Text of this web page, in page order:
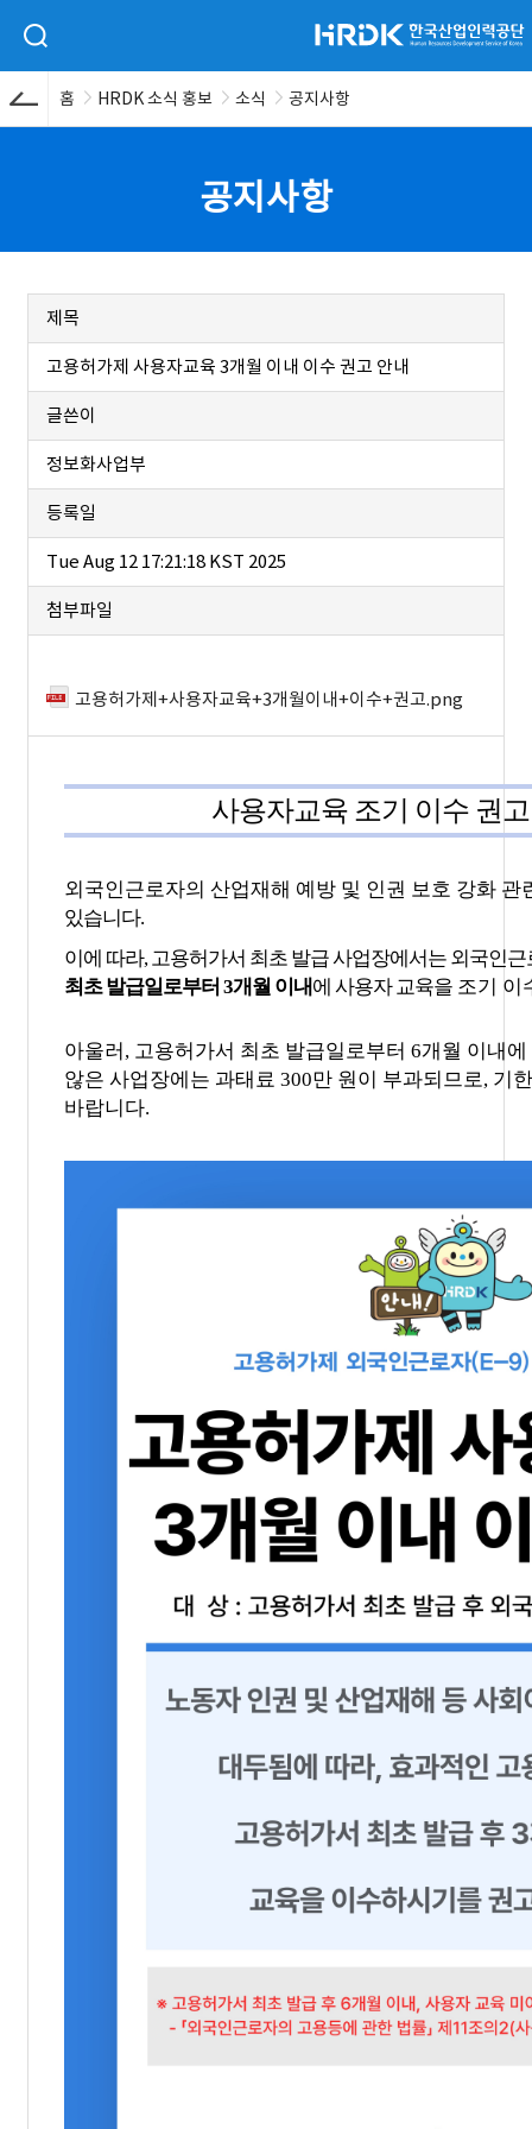
검색 입력폼 열기 HRDK 한국산업인력공단
홈 HRDK 소식 홍보 소식 공지사항
공지사항
제목
고용허가제 사용자교육 3개월 이내 이수 권고 안내
글쓴이
정보화사업부
등록일
Tue Aug 12 17:21:18 KST 2025
첨부파일
고용허가제+사용자교육+3개월이내+이수+권고.png
사용자교육 조기 이수 권
외국인근로자의 산업재해 예방 및 인권 보호 강화
있습니다.
이에 따라,고용허가서 최초 발급 사업장에서는 외국인근
최초 발급일로부터 3개월 이내에 사용자 교육을 조기 이
아울러 , 고용허가서 최초 발급일로부터 6개월 이내
않은 사업장에는 과태료 300만 원이 부과되므로, 기
바랍니다.